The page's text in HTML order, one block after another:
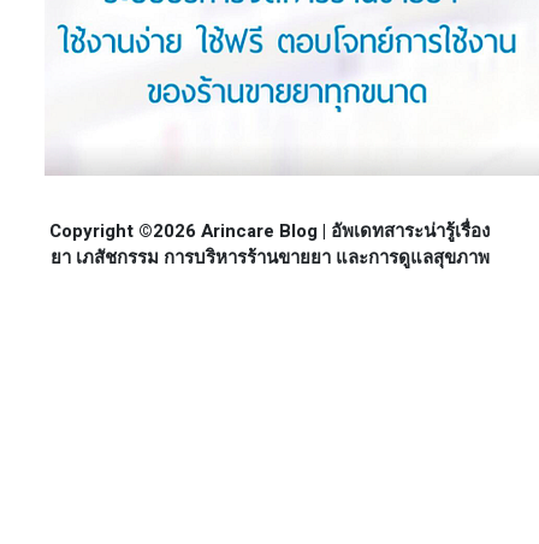
Copyright ©2026 Arincare Blog | อัพเดทสาระน่ารู้เรื่อง
ยา เภสัชกรรม การบริหารร้านขายยา และการดูแลสุขภาพ